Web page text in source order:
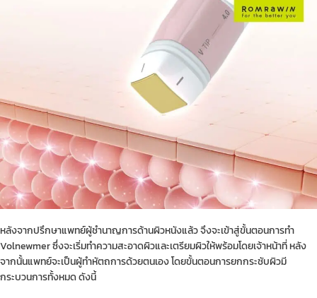
หลังจากปรึกษาแพทย์ผู้ชำนาญการด้านผิวหนังแล้ว จึงจะเข้าสู่ขั้นตอนการทำ
Volnewmer ซึ่งจะเริ่มทำความสะอาดผิวและเตรียมผิวให้พร้อมโดยเจ้าหน้าที่ หลัง
จากนั้นแพทย์จะเป็นผู้ทำหัตถการด้วยตนเอง โดยขั้นตอนการยกกระชับผิวมี
กระบวนการทั้งหมด ดังนี้